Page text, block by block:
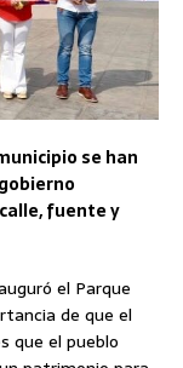
se han
fuente y
el Parque
de que el
que el pueblo